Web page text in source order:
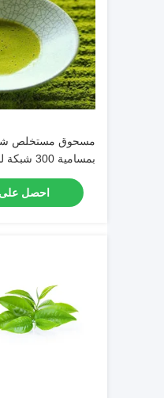
مسحوق مستخلص شاي
بمسامية
والمشروبات
احصل